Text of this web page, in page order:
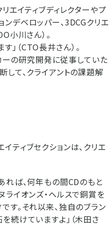
エイティブディレクターやプ
デベロッパー、3DCGクリエ
小川さん）。
（CTO長井さん）。
の研究開発に従事していた
して、クライアントの課題解
ティブセクションは、クリエ
れば、何年もの間CDのもと
ライオンズ・ヘルスで銅賞を
す。それ以来、独自のブラン
続けていますよ」（木田さ